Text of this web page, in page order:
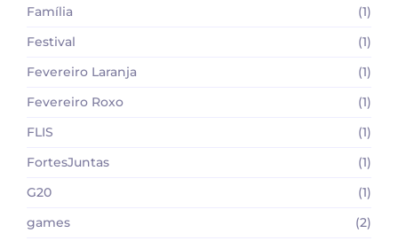
Família
(1)
Festival
(1)
Fevereiro Laranja
(1)
Fevereiro Roxo
(1)
FLIS
(1)
FortesJuntas
(1)
G20
(1)
games
(2)